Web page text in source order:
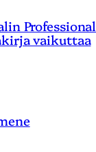
Professional
vaikuttaa